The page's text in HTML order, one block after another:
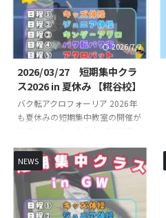
2026/7/2
2026/03/27 短期集中クラ
ス2026 in 夏休み 【糀谷校】
バク転アクロフォーリア 2026年
も夏休みの短期集中教室の開催が
宙短期集中クラス】【アクロバッ
ト短期集中クラス】を開講いたし
ます！バク転を出来るようになり
たいお子様やできるようになりた
い技など基礎基本から競技レベル
NEWS